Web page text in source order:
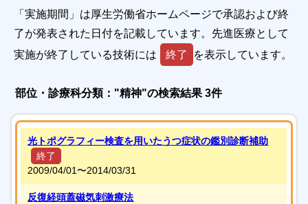
「実施期間」は厚生労働省ホームページで承認および終
了が発表された日付を記載しています。先進医療として
実施が終了している技術には
終了 を表示しています。
部位・診療科分類："精神"の検索結果 3件
光トポグラフィー検査を用いたうつ症状の鑑別診断補助
終了
2009/04/01〜2014/03/31
反復経頭蓋磁気刺激療法